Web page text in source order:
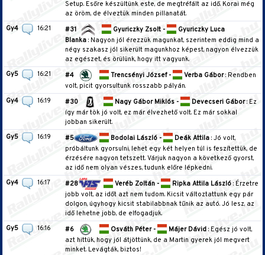
Setup. Esőre készültünk este, de megtréfált az idő. Korai még
az öröm, de élveztük minden pillanatát.
Gy4
16:21 #31 Gyuriczky Zsolt -
Gyuriczky Luca
Blanka: Nagyon jól érezzük magunkat, szerintem eddig mind a
négy szakasz jól sikerült magunkhoz képest, nagyon élvezzük
az egészet, és örülünk, hogy itt vagyunk.
Gy5
16:21 #4 Trencsényi József - Verba Gábor: Rendben
volt, picit gyorsultunk rosszabb pályán.
Gy4
16:19 #30 Nagy Gábor Miklós - Devecseri Gábor: Ez
így már tök jó volt, ez már élvezhető volt. Ez már sokkal
jobban sikerült.
Gy5
16:19 #5 Bodolai László - Deák Attila: Jó volt,
próbáltunk gyorsulni, lehet egy két helyen túl is feszítettük, de
érzésére nagyon tetszett. Várjuk nagyon a következő gyorst,
az idő nem olyan vészes, tudunk előre lépkedni.
Gy4
16:17 #28 Veréb Zoltán - Ripka Attila László: Érzetre
jobb volt, az időt azt nem tudom. Kicsit változtattunk egy pár
dolgon, úgyhogy kicsit stabilabbnak tűnik az autó. Jó lesz, az
idő lehetne jobb, de elfogadjuk.
Gy5
16:16 #6 Osváth Péter - Májer Dávid: Egész jó volt,
azt hittük, hogy jól átjöttünk, de a Martin gyerek jól megvert
minket. Levágták, biztos!